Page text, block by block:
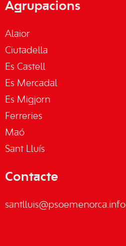
Agrupacions
Alaior
Ciutadella
Es Castell
Es Mercadal
Es Migjorn
Ferreries
Maó
Sant Lluís
Contacte
santlluis@psoemenorca.info